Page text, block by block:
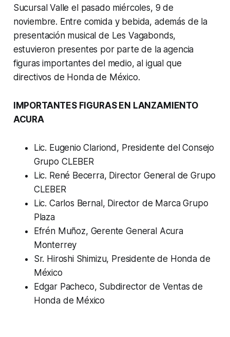
Sucursal Valle el pasado miércoles, 9 de
noviembre. Entre comida y bebida, además de la
presentación musical de Les Vagabonds,
estuvieron presentes por parte de la agencia
figuras importantes del medio, al igual que
directivos de Honda de México.
IMPORTANTES FIGURAS EN LANZAMIENTO
ACURA
Lic. Eugenio Clariond, Presidente del Consejo
Grupo CLEBER
Lic. René Becerra, Director General de Grupo
CLEBER
Lic. Carlos Bernal, Director de Marca Grupo
Plaza
Efrén Muñoz, Gerente General Acura
Monterrey
Sr. Hiroshi Shimizu, Presidente de Honda de
México
Edgar Pacheco, Subdirector de Ventas de
Honda de México